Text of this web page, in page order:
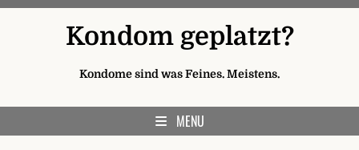
Kondom geplatzt?
Kondome sind was Feines. Meistens.
MENU